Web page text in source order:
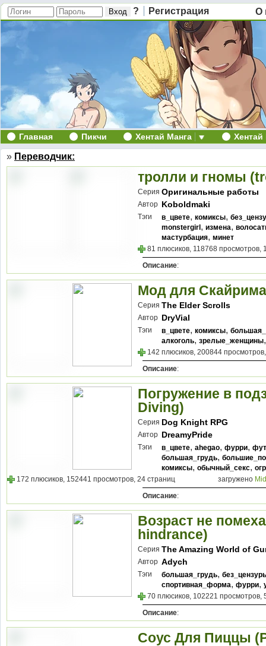
? Регистрация О
Главная Пикчи Хентай Манга
» Переводчик:
тролли и гномы
Серия Оригинальные работы
Автор Koboldmaki
Тэги в_цвете, комиксы,
monstergirl , измена,
мастурбация, минет
81 плюсиков, 118768 просмотров,
Описание:
Мод для
Серия The Elder Scrolls
Автор DryVial
Тэги в_цвете, комиксы,
алкоголь, зрелые_женщины
142 плюсиков, 200844
Описание:
Погружение в
Diving)
Серия Dog Knight RPG
Автор DreamyPride
Тэги в_цвете, ahegao, фурри,
большая_грудь,
комиксы, обычный_секс,
172 плюсиков, 152441 просмотров, 24 страниц
загружено
Описание:
Возраст не
hindrance)
Серия The Amazing World of
Автор Adych
Тэги большая_грудь,
спортивная_форма, фурри,
70 плюсиков, 102221 просмотров,
Описание:
Соус Для Пиццы